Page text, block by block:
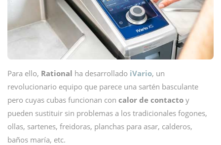
Para ello, Rational ha desarrollado iVario, un
revolucionario equipo que parece una sartén basculante
pero cuyas cubas funcionan con calor de contacto y
pueden sustituir sin problemas a los tradicionales fogones,
ollas, sartenes, freidoras, planchas para asar, calderos,
baños maría, etc.